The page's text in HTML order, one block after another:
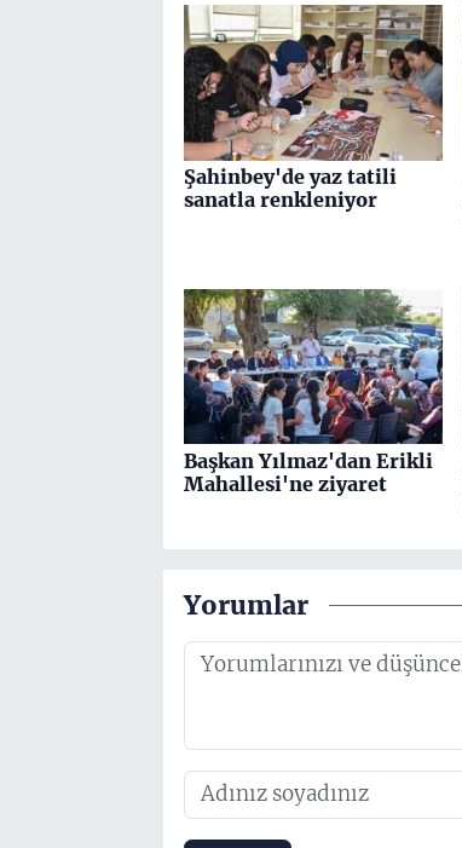
Şahinbey'de yaz tatili
sanatla renkleniyor
Başkan Yılmaz'dan Erikli
Mahallesi'ne ziyaret
Yorumlar